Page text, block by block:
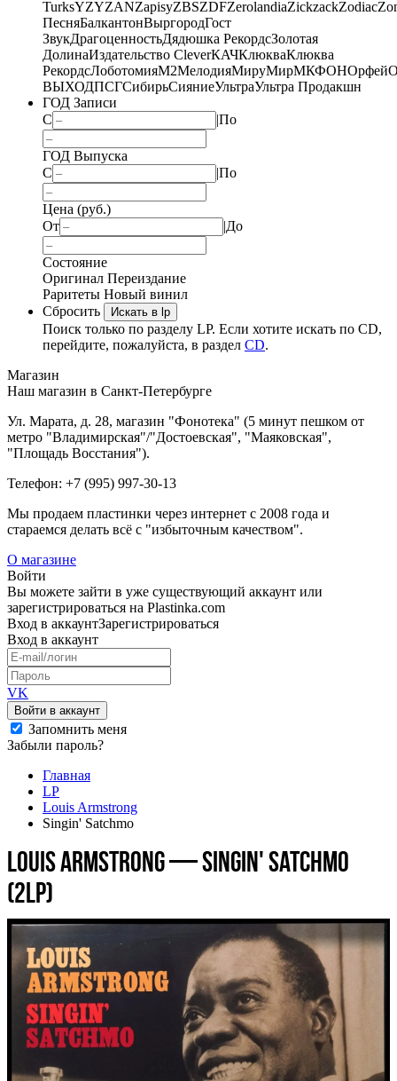
TurksYZYZANZapisyZBSZDFZerolandiaZickzackZodiac
ПесняБалкантонВыргородГост
ЗвукДрагоценностьДядюшка РекордсЗолотая
ДолинаИздательство CleverКАЧКлюкваКлюква
РекордсЛоботомияМ2МелодияМируМирМКФОНОрфей
ВЫХОДПСГСибирьСияниеУльтраУльтра Продакшн
ГОД Записи
С
|По
ГОД Выпуска
С
|По
Цена (руб.)
От
|До
Состояние
Оригинал Переиздание
Раритеты Новый винил
Сбросить
Искать в lp
Поиск только по разделу LP. Если хотите искать по CD,
перейдите, пожалуйста, в раздел CD.
Магазин
Наш магазин в Санкт-Петербурге
Ул. Марата, д. 28, магазин "Фонотека" (5 минут пешком от
метро "Владимирская"/"Достоевская", "Маяковская",
"Площадь Восстания").
Телефон: +7 (995) 997-30-13
Мы продаем пластинки через интернет c 2008 года и
стараемся делать всё с "избыточным качеством".
О магазине
Войти
Вы можете зайти в уже существующий аккаунт или
зарегистрироваться на Plastinka.com
Вход в аккаунтЗарегистрироваться
Вход в аккаунт
VK
Войти в аккаунт
Запомнить меня
Забыли пароль?
Главная
LP
Louis Armstrong
Singin' Satchmo
Louis Armstrong — Singin' Satchmo
(2LP)